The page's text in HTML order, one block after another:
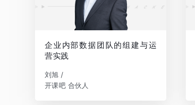
企业内部数据团队的组建与运
营实践
刘旭 /
开课吧 合伙人